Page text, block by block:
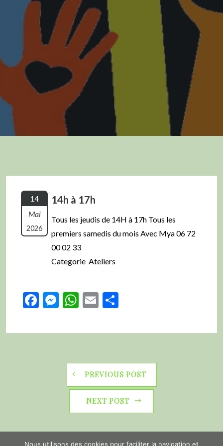
14
Mai
2026
14h à 17h
Tous les jeudis de 14H à 17h Tous les
premiers samedis du mois Avec Mya 06 72
00 02 33
Categorie Ateliers
Facebook
Messenger
WhatsApp
Email
PREVIOUS POST
NEXT POST
Nous utilisons des cookies pour faciliter la navigation et